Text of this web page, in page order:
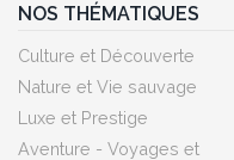
NOS THÉMATIQUES
Culture et Découverte
Nature et Vie sauvage
Luxe et Prestige
Aventure - Voyages et